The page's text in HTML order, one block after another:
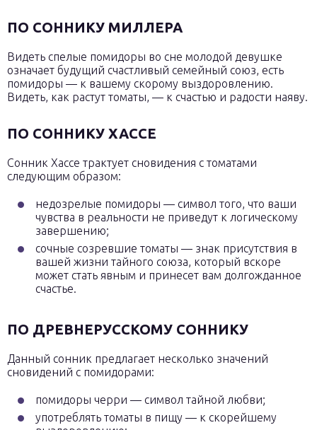
ПО СОННИКУ МИЛЛЕРА
Видеть спелые помидоры во сне молодой девушке
означает будущий счастливый семейный союз, есть
помидоры — к вашему скорому выздоровлению.
Видеть, как растут томаты, — к счастью и радости наяву.
ПО СОННИКУ ХАССЕ
Сонник Хассе трактует сновидения с томатами
следующим образом:
недозрелые помидоры — символ того, что ваши
чувства в реальности не приведут к логическому
завершению;
сочные созревшие томаты — знак присутствия в
вашей жизни тайного союза, который вскоре
может стать явным и принесет вам долгожданное
счастье.
ПО ДРЕВНЕРУССКОМУ СОННИКУ
Данный сонник предлагает несколько значений
сновидений с помидорами:
помидоры черри — символ тайной любви;
употреблять томаты в пищу — к скорейшему